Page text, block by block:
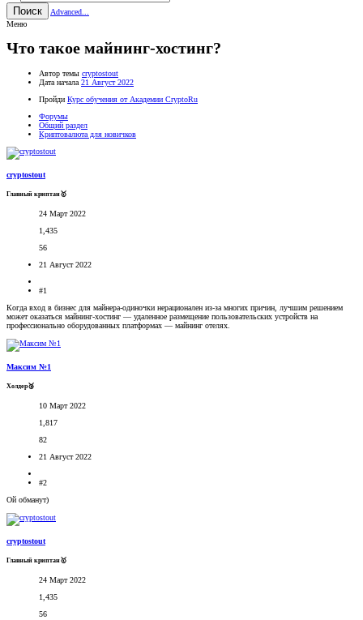
Поиск
Advanced...
Меню
Что такое майнинг-хостинг?
Автор темы cryptostout
Дата начала 21 Август 2022
Пройди Курс обучения от Академии CryptoRu
Форумы
Общий раздел
Криптовалюта для новичков
cryptostout
Главный криптан🥇
24 Март 2022
1,435
56
21 Август 2022
#1
Когда вход в бизнес для майнера-одиночки нерационален из-за многих причин, лучшим решением
может оказаться майнинг-хостинг — удаленное размещение пользовательских устройств на
профессионально оборудованных платформах — майнинг отелях.
Максим №1
Холдер🥉
10 Март 2022
1,817
82
21 Август 2022
#2
Ой обманут)
cryptostout
Главный криптан🥇
24 Март 2022
1,435
56